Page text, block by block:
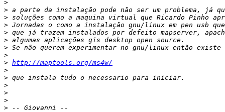
>
>
>
>
>
>
>
>
> http://maptools.org/ms4w/
>
>
>
>
>
>